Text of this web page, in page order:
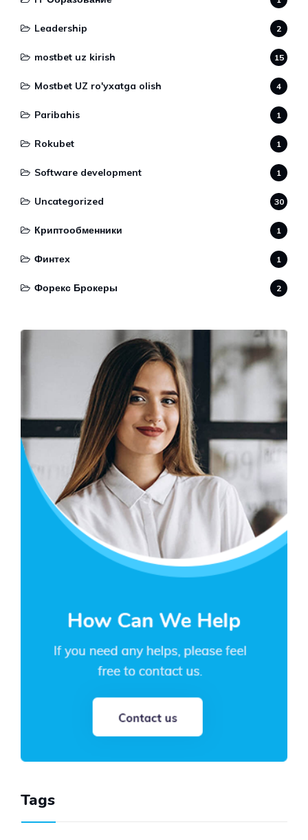
Leadership 2
mostbet uz kirish 15
Mostbet UZ ro'yxatga olish 4
Paribahis 1
Rokubet 1
Software development 1
Uncategorized 30
Криптообменники 1
Финтех 1
Форекс Брокеры 2
Tags